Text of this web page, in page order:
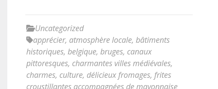
Uncategorized
apprécier, atmosphère locale, bâtiments
historiques, belgique, bruges, canaux
pittoresques, charmantes villes médiévales,
charmes, culture, délicieux fromages, frites
croustillantes accompagnées de mayonnaise